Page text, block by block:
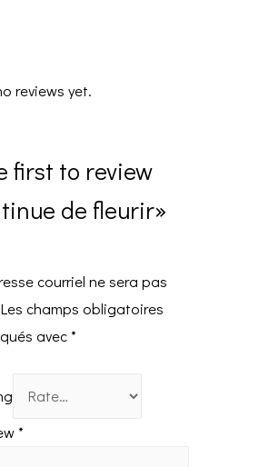
reviews yet.
first to review
de fleurir»
courriel ne sera pas
Les champs obligatoires
avec*
*